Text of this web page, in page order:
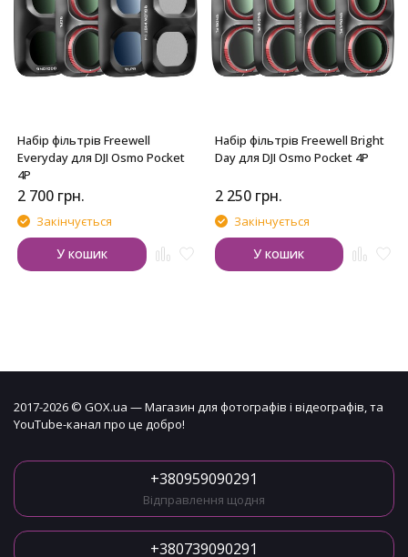
Набір фільтрів Freewell
Everyday для DJI Osmo Pocket
4P
2 700 грн.
Закінчується
У кошик
Набір фільтрів Freewell Bright
Day для DJI Osmo Pocket 4P
2 250 грн.
Закінчується
У кошик
2017-2026 © GOX.ua — Магазин для фотографів і відеографів, та
YouTube-канал про це добро!
+380959090291
Відправлення щодня
+380739090291